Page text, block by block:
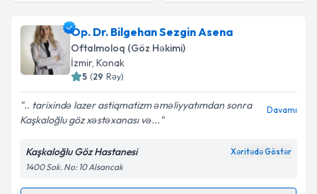
Op. Dr. Bilgehan Sezgin Asena
Oftalmoloq (Göz Həkimi)
İzmir, Konak
5 (29 Rəy)
.. tarixində lazer astiqmatizm əməliyyatımdan sonra
Kaşkaloğlu göz xəstəxanası və...
Davamı
Kaşkaloğlu Göz Hastanesi Xəritədə Göstər
1400 Sok. No: 10 Alsancak